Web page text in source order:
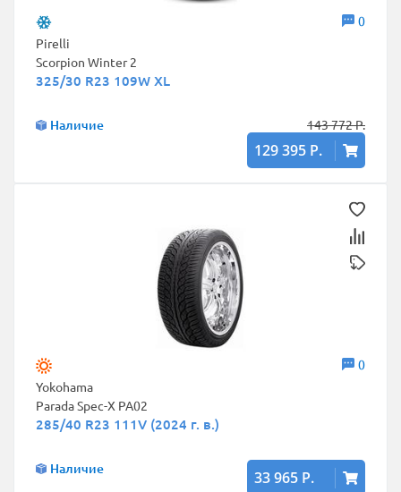
0
Pirelli
Scorpion Winter 2
325/30 R23 109W XL
Наличие 143 772 Р.
129 395 Р.
0
Yokohama
Parada Spec-X PA02
285/40 R23 111V (2024 г. в.)
Наличие 33 965 Р.